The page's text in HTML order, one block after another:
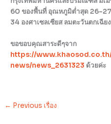
60 ของพื้นที่ อุณหภูมิต่ำสุด 26-
34 องศาเซลเซียส ลมตะวันตกเฉี
ขอขอบคุณสาระดีๆจาก
https://
news/news_2631323 ด้วยค่ะ
← Previous เรื่อง